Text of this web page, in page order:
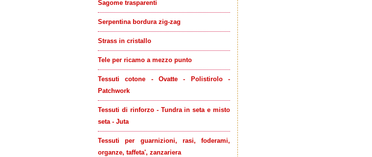
Sagome trasparenti
Serpentina bordura zig-zag
Strass in cristallo
Tele per ricamo a mezzo punto
Tessuti cotone - Ovatte - Polistirolo -
Patchwork
Tessuti di rinforzo - Tundra in seta e misto
seta - Juta
Tessuti per guarnizioni, rasi, foderami,
organze, taffeta', zanzariera